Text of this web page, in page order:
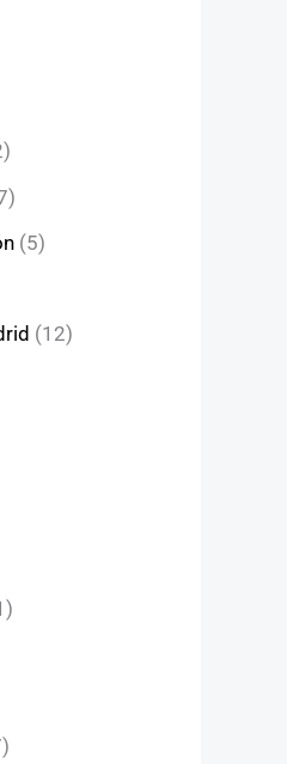
(5)
(12)